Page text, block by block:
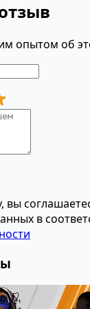
опытом об
вы
в